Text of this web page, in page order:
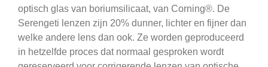
optisch glas van boriumsilicaat, van Corning®. De
Serengeti lenzen zijn 20% dunner, lichter en fijner dan
welke andere lens dan ook. Ze worden geproduceerd
in hetzelfde proces dat normaal gesproken wordt